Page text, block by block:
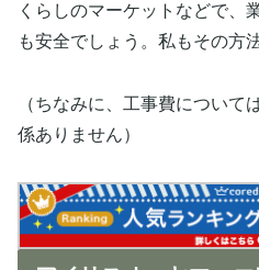
くらしのマーケットなどで、
も安全でしょう。私もその方
（ちなみに、工事費について
係ありません）